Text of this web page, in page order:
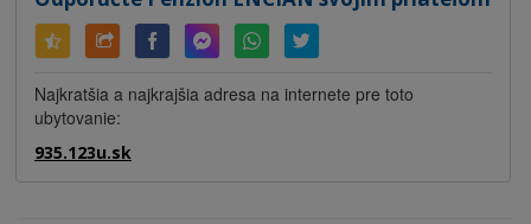
Najkratšia a najkrajšia adresa na internete pre toto
ubytovanie:
935.123u.sk